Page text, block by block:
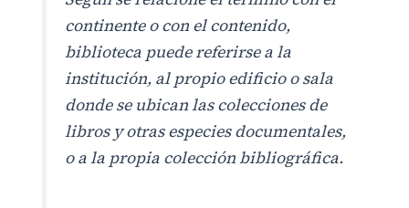
continente o con el contenido,
biblioteca puede referirse a la
institución, al propio edificio o sala
donde se ubican las colecciones de
libros y otras especies documentales,
o a la propia colección bibliográfica.